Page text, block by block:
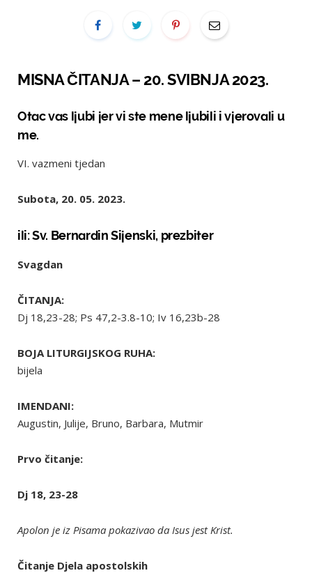
MISNA ČITANJA – 20. SVIBNJA 2023.
Otac vas ljubi jer vi ste mene ljubili i vjerovali u
me.
VI. vazmeni tjedan
Subota, 20. 05. 2023.
ili: Sv. Bernardin Sijenski, prezbiter
Svagdan
ČITANJA:
Dj 18,23-28; Ps 47,2-3.8-10; Iv 16,23b-28
BOJA LITURGIJSKOG RUHA:
bijela
IMENDANI:
Augustin, Julije, Bruno, Barbara, Mutmir
Prvo čitanje:
Dj 18, 23-28
Apolon je iz Pisama pokazivao da Isus jest Krist.
Čitanje Djela apostolskih